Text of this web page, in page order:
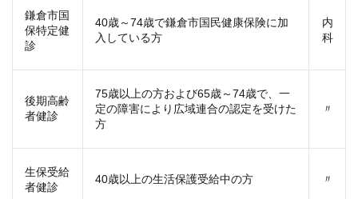
鎌倉市国
保特定健
診
40歳～74歳で鎌倉市国民健康保険に加
入している方
内
科
後期高齢
者健診
75歳以上の方および65歳～74歳で、一
定の障害により広域連合の認定を受けた
方
〃
生保受給
者健診
40歳以上の生活保護受給中の方 〃